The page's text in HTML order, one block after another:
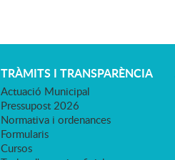
TRÀMITS I TRANSPARÈNCIA
Actuació Municipal
Pressupost 2026
Normativa i ordenances
Formularis
Cursos